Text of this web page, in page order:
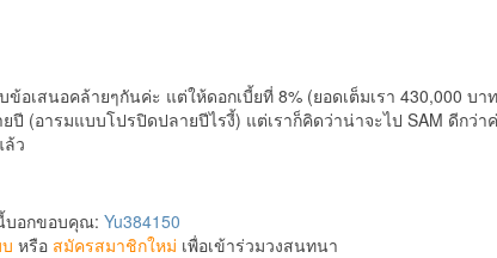
ข้อเสนอคล้ายๆกันค่ะ แต่ให้ดอกเบี้ยที่ 8% (ยอดเต็มเรา 430,000
ปี (อารมแบบโปรปิดปลายปีไรงี้) แต่เราก็คิดว่าน่าจะไป SAM ดีกว่
ล้ว
บอกขอบคุณ: Yu384150
หรือ สมัครสมาชิกใหม่ เพื่อเข้าร่วมวงสนทนา